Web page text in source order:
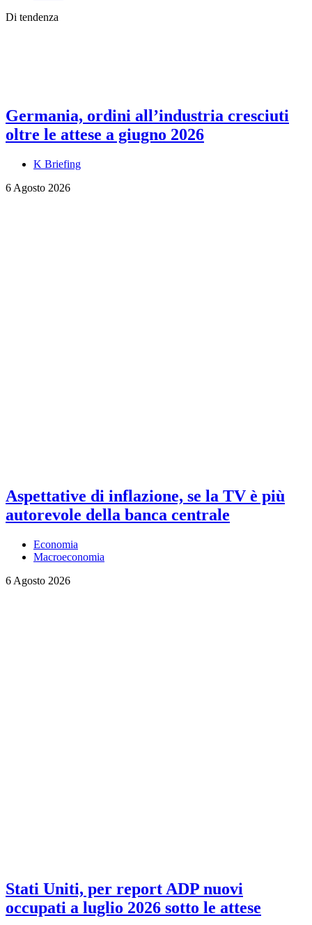
Di tendenza
Germania, ordini all’industria cresciuti
oltre le attese a giugno 2026
K Briefing
6 Agosto 2026
Aspettative di inflazione, se la TV è più
autorevole della banca centrale
Economia
Macroeconomia
6 Agosto 2026
Stati Uniti, per report ADP nuovi
occupati a luglio 2026 sotto le attese